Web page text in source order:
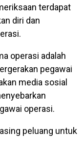
terdapat
diri dan
operasi adalah
pegawai
media sosial
operasi.
peluang untuk